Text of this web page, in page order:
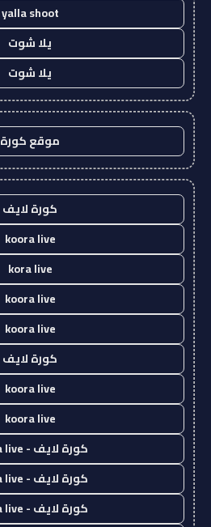
yalla shoot
يلا شوت
يلا شوت
موقع كورة
كورة لايف
koora live
kora live
koora live
koora live
كورة لايف
koora live
koora live
كورة لايف - koora live
كورة لايف - koora live
كورة لايف - koora live